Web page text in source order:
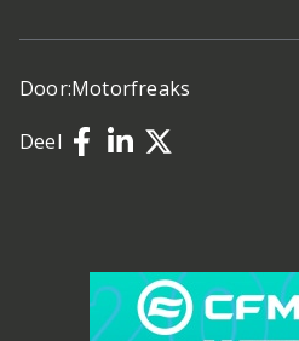
Door:Motorfreaks
Deel